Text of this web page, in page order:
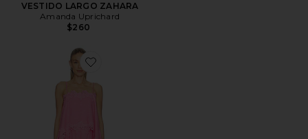
VESTIDO LARGO ZAHARA
Amanda Uprichard
$260
Favorite VESTIDO MIRI